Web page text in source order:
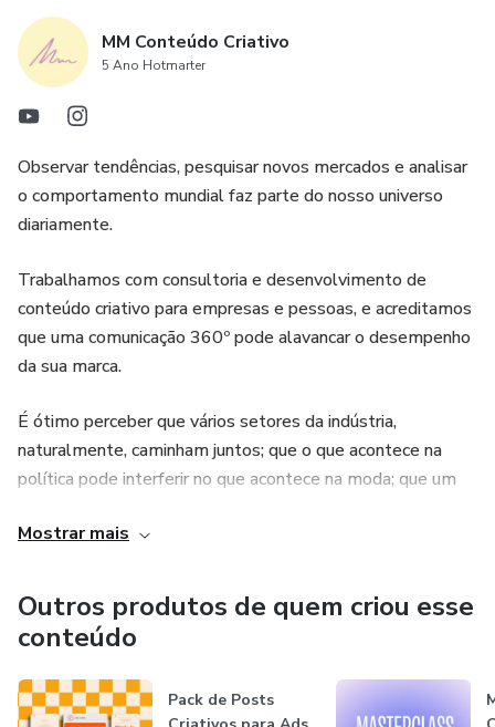
.Pessoas e profissionais que desejam melhorar sua
comunicação profissional;
.Pessoas e profissionais que precisam melhorar sua
estratégia digital.
- O que você recebe:
.12 Pocketips que te ajudarão no conteúdo;
.Calendários de conteúdo editável preenchido de todos os
.Mais de 150 ideias de conteúdo para as redes sociais.
Observação: produto entregue via Canva, plataforma
intuitiva de design para não-designers.
.Você conseguirá transmitir aos seus clientes o
.Você terá mais organização para criar a sua estratégia de
MM Conteúdo Criativo
5 Ano Hotmarter
Observar tendências, pesquisar novos mercados e analisar
o comportamento mundial faz parte do nosso universo
diariamente.
Trabalhamos com consultoria e desenvolvimento de
conteúdo criativo para empresas e pessoas, e acreditamos
que uma comunicação 360º pode alavancar o desempenho
da sua marca.
É ótimo perceber que vários setores da indústria,
naturalmente, caminham juntos; que o que acontece na
política pode interferir no que acontece na moda; que um
influenciar na forma como a gente se alimenta, nos artistas
maneira que decoramos nossa casa.
A tecnologia serviu de impulso para que a informação
globalizada chegue para todos nós cada dia mais
rapidamente, e vários segmentos das nossas vidas estão
Mostrar mais
Outros produtos de quem criou esse
conteúdo
Pack de Posts